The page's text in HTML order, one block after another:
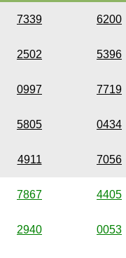
7339 6200
2502 5396
0997 7719
5805 0434
4911 7056
7867 4405
2940 0053